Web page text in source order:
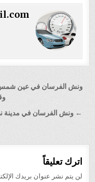
تصفّح
اترك تعليقاً
لن يتم نشر عنوان بريدك